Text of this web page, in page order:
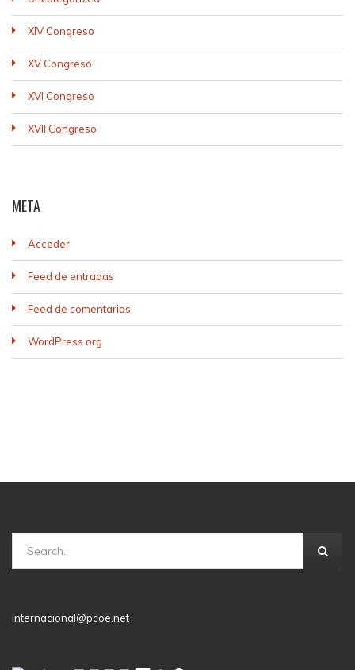
XIV Congreso
XV Congreso
XVI Congreso
XVII Congreso
META
Acceder
Feed de entradas
Feed de comentarios
WordPress.org
internacional@pcoe.net